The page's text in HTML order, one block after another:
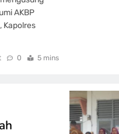
AKBP
Kapolres
0 5 mins